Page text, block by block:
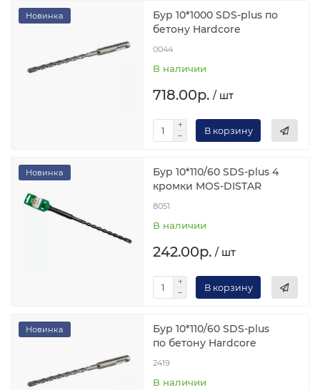
Новинка
Бур 10*1000 SDS-plus по
бетону Hardcore
0044
В наличии
718.00р. / шт
В корзину
Новинка
Бур 10*110/60 SDS-plus 4
кромки MOS-DISTAR
8051
В наличии
242.00р. / шт
В корзину
Новинка
Бур 10*110/60 SDS-plus
по бетону Hardcore
2419
В наличии